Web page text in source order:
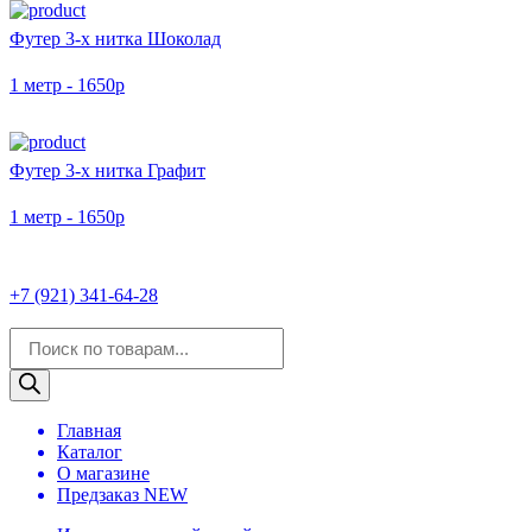
Футер 3-х нитка Шоколад
1 метр - 1650р
Футер 3-х нитка Графит
1 метр - 1650р
+7 (921) 341-64-28
товаров
Главная
Каталог
О магазине
Предзаказ NEW